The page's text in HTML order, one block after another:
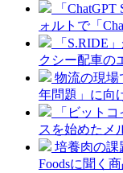
「
ォルトで「
「S.RIDE
クシー配車の
物流の現場
年問題」に向
「ビット
スを始めたメ
培養肉の課
Foodsに聞く